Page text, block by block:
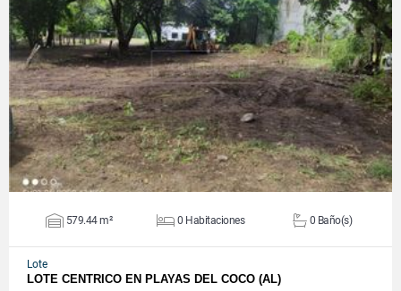
VER DETALLES
579.44 m² 0 Habitaciones 0 Baño(s)
Lote
LOTE CENTRICO EN PLAYAS DEL COCO (AL)